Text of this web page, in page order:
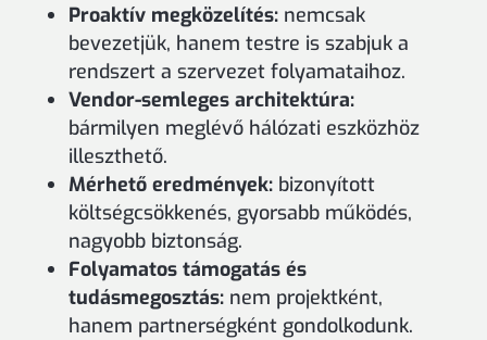
Proaktív megközelítés:nemcsak
bevezetjük, hanem testre is szabjuk a
rendszert a szervezet folyamataihoz.
Vendor-semleges architektúra:
bármilyen meglévő hálózati eszközhöz
illeszthető.
Mérhető eredmények:bizonyított
költségcsökkenés, gyorsabb működés,
nagyobb biztonság.
Folyamatos támogatás és
tudásmegosztás:nem projektként,
hanem partnerségként gondolkodunk.